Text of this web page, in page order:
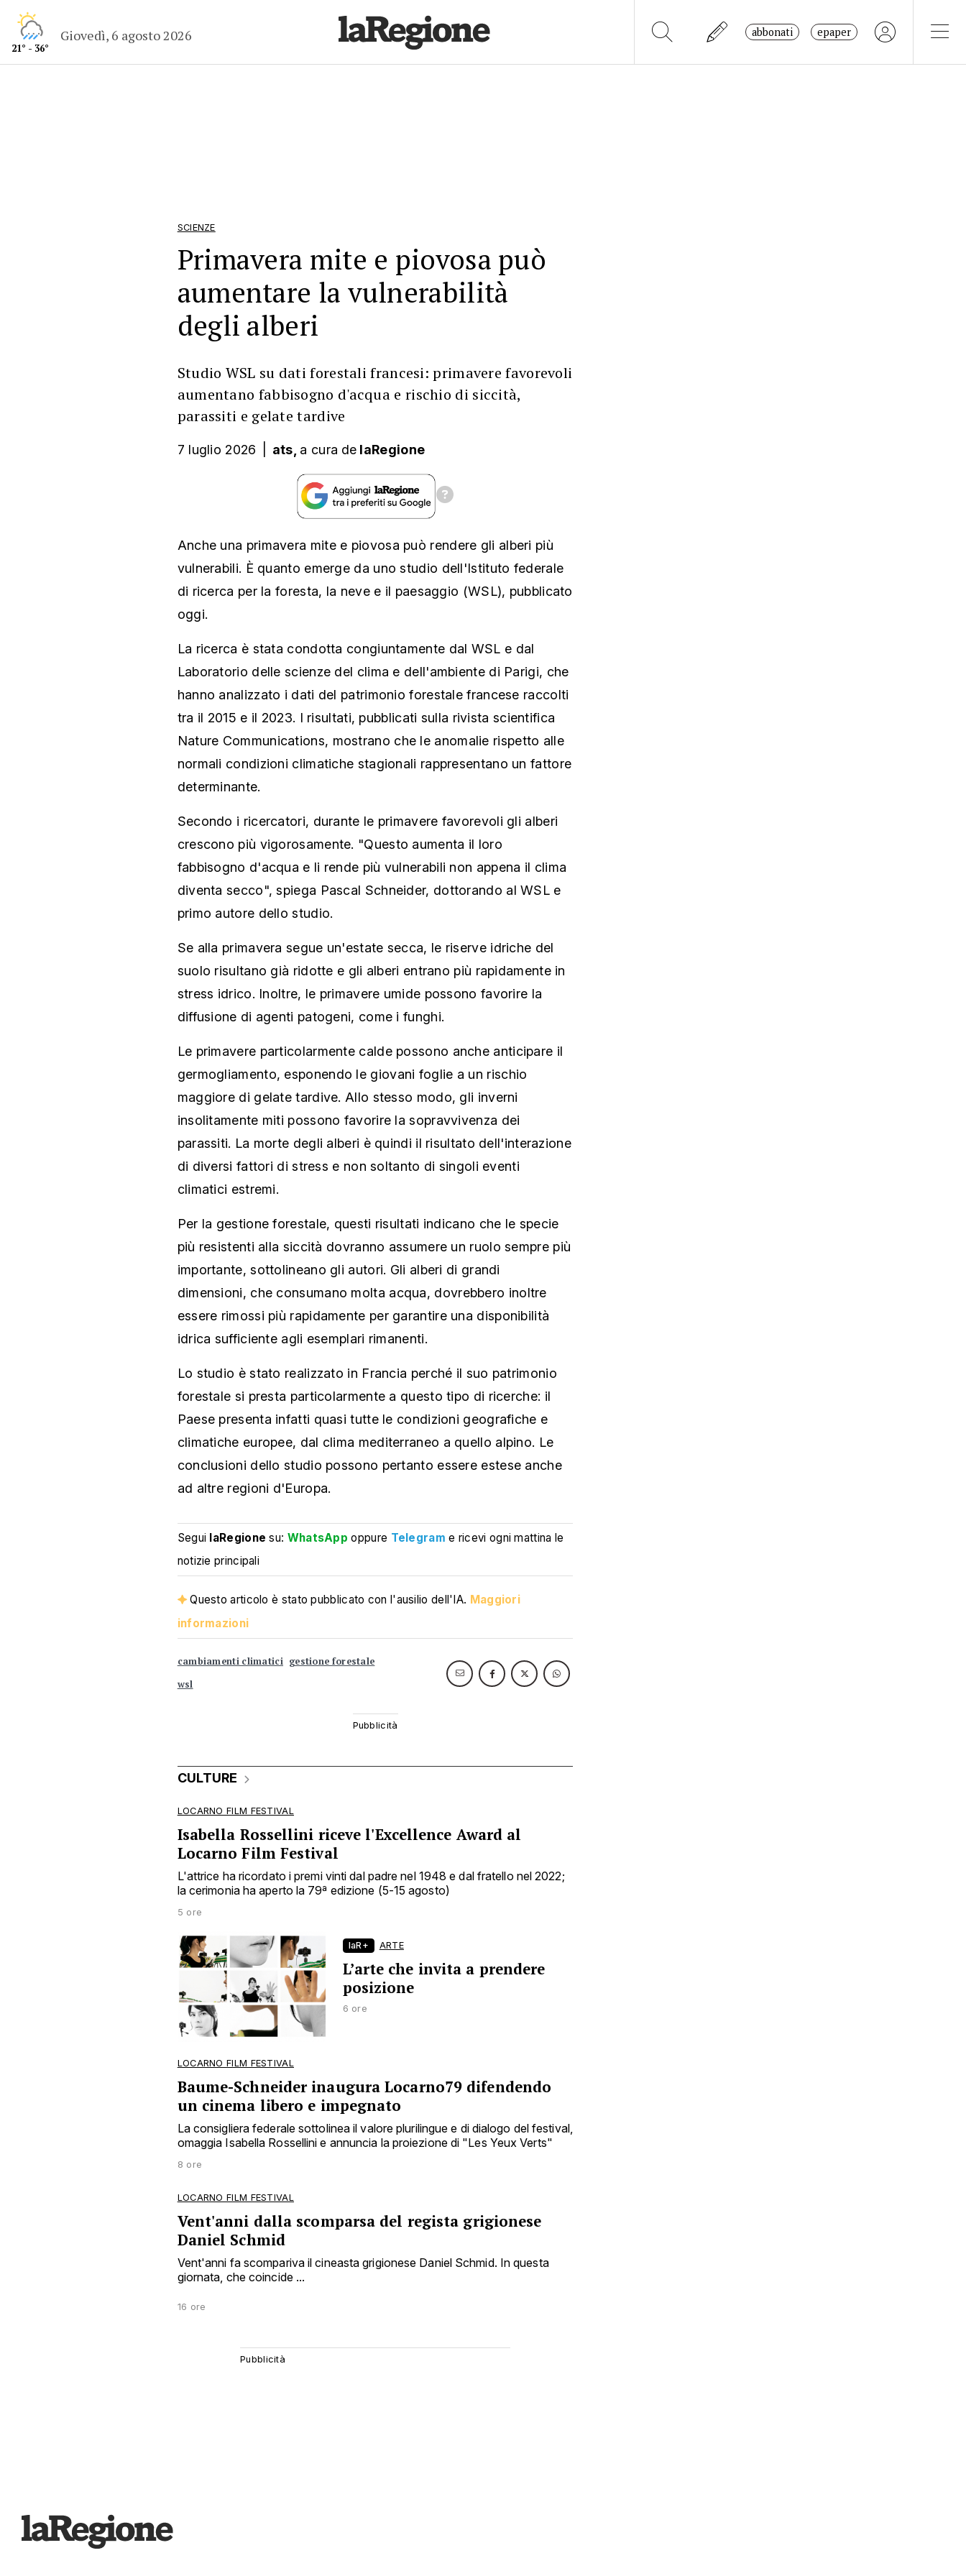
21° - 36°
Giovedì, 6 agosto 2026 abbonati epaper
SCIENZE
Primavera mite e piovosa può
aumentare la vulnerabilità
degli alberi
Studio WSL su dati forestali francesi: primavere favorevoli
aumentano fabbisogno d'acqua e rischio di siccità,
parassiti e gelate tardive
7 luglio 2026 ats, a cura de laRegione
Anche una primavera mite e piovosa può rendere gli alberi più
vulnerabili. È quanto emerge da uno studio dell'Istituto federale
di ricerca per la foresta, la neve e il paesaggio (WSL), pubblicato
oggi.
La ricerca è stata condotta congiuntamente dal WSL e dal
Laboratorio delle scienze del clima e dell'ambiente di Parigi, che
hanno analizzato i dati del patrimonio forestale francese raccolti
tra il 2015 e il 2023. I risultati, pubblicati sulla rivista scientifica
Nature Communications, mostrano che le anomalie rispetto alle
normali condizioni climatiche stagionali rappresentano un fattore
determinante.
Secondo i ricercatori, durante le primavere favorevoli gli alberi
crescono più vigorosamente. "Questo aumenta il loro
fabbisogno d'acqua e li rende più vulnerabili non appena il clima
diventa secco", spiega Pascal Schneider, dottorando al WSL e
primo autore dello studio.
Se alla primavera segue un'estate secca, le riserve idriche del
suolo risultano già ridotte e gli alberi entrano più rapidamente in
stress idrico. Inoltre, le primavere umide possono favorire la
diffusione di agenti patogeni, come i funghi.
Le primavere particolarmente calde possono anche anticipare il
germogliamento, esponendo le giovani foglie a un rischio
maggiore di gelate tardive. Allo stesso modo, gli inverni
insolitamente miti possono favorire la sopravvivenza dei
parassiti. La morte degli alberi è quindi il risultato dell'interazione
di diversi fattori di stress e non soltanto di singoli eventi
climatici estremi.
Per la gestione forestale, questi risultati indicano che le specie
più resistenti alla siccità dovranno assumere un ruolo sempre più
importante, sottolineano gli autori. Gli alberi di grandi
dimensioni, che consumano molta acqua, dovrebbero inoltre
essere rimossi più rapidamente per garantire una disponibilità
idrica sufficiente agli esemplari rimanenti.
Lo studio è stato realizzato in Francia perché il suo patrimonio
forestale si presta particolarmente a questo tipo di ricerche: il
Paese presenta infatti quasi tutte le condizioni geografiche e
climatiche europee, dal clima mediterraneo a quello alpino. Le
conclusioni dello studio possono pertanto essere estese anche
ad altre regioni d'Europa.
Segui laRegione su: WhatsApp oppure Telegram e ricevi ogni mattina le
notizie principali
Questo articolo è stato pubblicato con l'ausilio dell'IA. Maggiori
informazioni
cambiamenti climatici gestione forestale
wsl
CULTURE
LOCARNO FILM FESTIVAL
Isabella Rossellini riceve l'Excellence Award al
Locarno Film Festival
L'attrice ha ricordato i premi vinti dal padre nel 1948 e dal fratello nel 2022;
la cerimonia ha aperto la 79ª edizione (5-15 agosto)
5 ore
laR+ ARTE
L’arte che invita a prendere
posizione
6 ore
LOCARNO FILM FESTIVAL
Baume-Schneider inaugura Locarno79 difendendo
un cinema libero e impegnato
La consigliera federale sottolinea il valore plurilingue e di dialogo del festival,
omaggia Isabella Rossellini e annuncia la proiezione di "Les Yeux Verts"
8 ore
LOCARNO FILM FESTIVAL
Vent'anni dalla scomparsa del regista grigionese
Daniel Schmid
Vent'anni fa scompariva il cineasta grigionese Daniel Schmid. In questa
giornata, che coincide ...
16 ore